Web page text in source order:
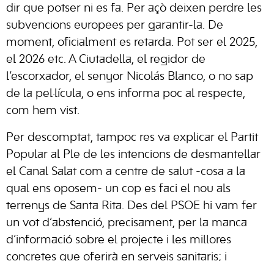
dir que potser ni es fa. Per açò deixen perdre les
subvencions europees per garantir-la. De
moment, oficialment es retarda. Pot ser el 2025,
el 2026 etc. A Ciutadella, el regidor de
l’escorxador, el senyor Nicolás Blanco, o no sap
de la pel·lícula, o ens informa poc al respecte,
com hem vist.
Per descomptat, tampoc res va explicar el Partit
Popular al Ple de les intencions de desmantellar
el Canal Salat com a centre de salut -cosa a la
qual ens oposem- un cop es faci el nou als
terrenys de Santa Rita. Des del PSOE hi vam fer
un vot d’abstenció, precisament, per la manca
d’informació sobre el projecte i les millores
concretes que oferirà en serveis sanitaris; i